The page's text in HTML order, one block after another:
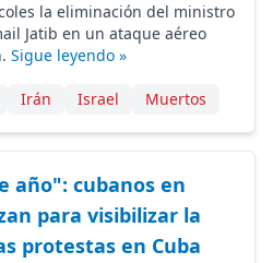
la eliminación del ministro
Jatib en un ataque aéreo
Sigue leyendo »
Irán Israel Muertos
año": cubanos en
para visibilizar la
protestas en Cuba